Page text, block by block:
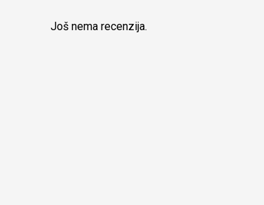
Još nema recenzija.